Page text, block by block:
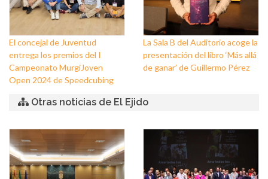
El concejal de Juventud
entrega los premios del I
Campeonato MurgiJoven
Open 2024 de Speedcubing
La Sala B del Auditorio acoge la
presentación del libro ‘Más allá
de ganar’ de Guillermo Pérez
Otras noticias de El Ejido